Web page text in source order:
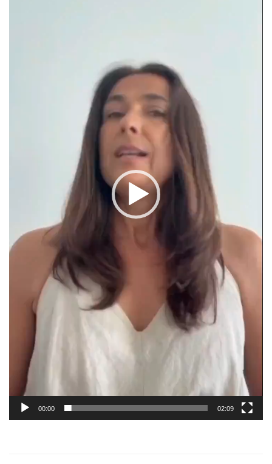
00:00 02:09